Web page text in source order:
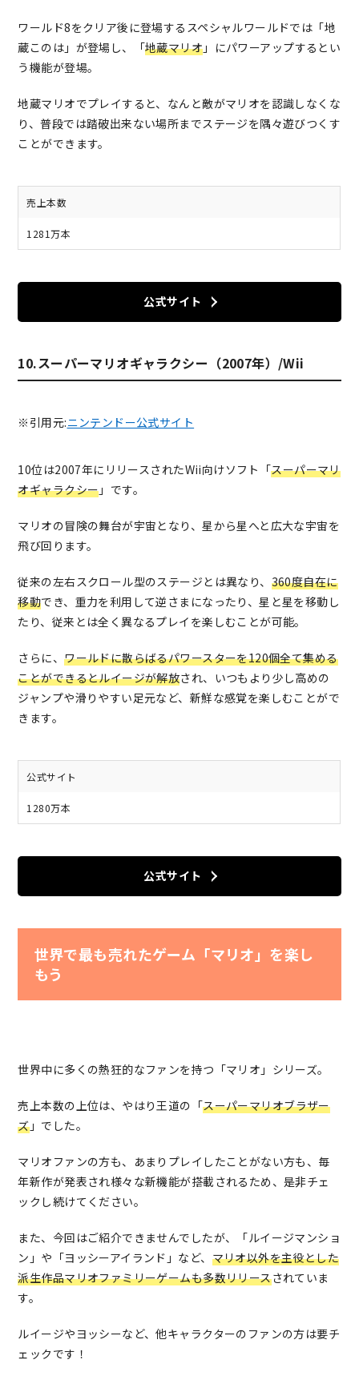
ワールド8をクリア後に登場するスペシャルワールドでは「地
蔵このは」が登場し、「地蔵マリオ 」にパワーアップするとい
う機能が登場。
地蔵マリオでプレイすると、なんと敵がマリオを認識しなくな
り、普段では踏破出来ない場所までステージを隅々遊びつくす
ことができます。
売上本数
1281万本
公式サイト
10.スーパーマリオギャラクシー（2007年）/Wii
※引用元:ニンテンドー公式サイト
10位は2007年にリリースされたWii向けソフト「スーパーマリ
オギャラクシー 」です。
マリオの冒険の舞台が宇宙となり、星から星へと広大な宇宙を
飛び回ります。
従来の左右スクロール型のステージとは異なり、 360度自在に
移動でき、重力を利用して逆さまになったり、星と星を移動し
たり、従来とは全く異なるプレイを楽しむことが可能。
さらに、ワールドに散らばるパワースターを120個全て集める
ことができるとルイージが解放され、いつもより少し高めの
ジャンプや滑りやすい足元など、新鮮な感覚を楽しむことがで
きます。
公式サイト
1280万本
公式サイト
世界で最も売れたゲーム「マリオ」を楽し
もう
世界中に多くの熱狂的なファンを持つ「マリオ」シリーズ。
売上本数の上位は、やはり王道の「スーパーマリオブラザー
ズ」でした。
マリオファンの方も、あまりプレイしたことがない方も、毎
年新作が発表され様々な新機能が搭載されるため、是非チェ
ックし続けてください。
また、今回はご紹介できませんでしたが、「ルイージマンショ
ン」や「ヨッシーアイランド」など、 マリオ以外を主役とした
派生作品マリオファミリーゲームも多数リリースされていま
す。
ルイージやヨッシーなど、他キャラクターのファンの方は要チ
ェックです！